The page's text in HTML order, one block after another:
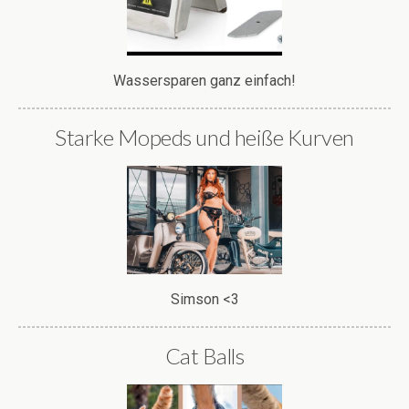
Wassersparen ganz einfach!
Starke Mopeds und heiße Kurven
Simson <3
Cat Balls